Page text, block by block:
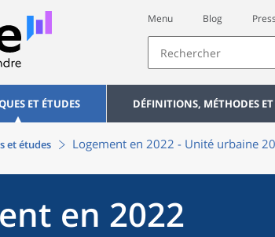
Menu Blog
ET ÉTUDES DÉFINITIONS, MÉTHODES
et études Logement en 2022 - Unité urbaine
en 2022